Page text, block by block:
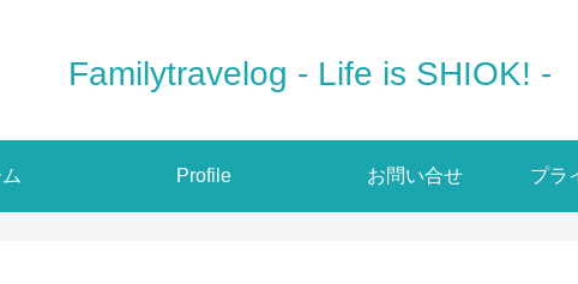
Familytravelog - Life is SHIOK! -
Profile お問い合せ プラ